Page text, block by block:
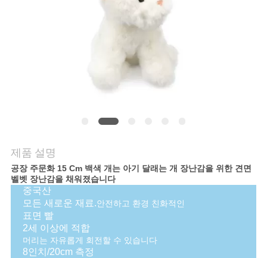
스
제품 설명
공장 주문화 15 Cm 백색 개는 아기 달래는 개 장난감을 위한 견면
벨벳 장난감을 채워졌습니다
중국산
모든 새로운 재료.안전하고 환경 친화적인
표면 빨
2세 이상에 적합
머리는 자유롭게 회전할 수 있습니다
8인치/20cm 측정